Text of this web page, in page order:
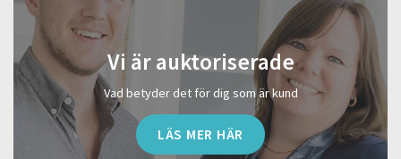
Vi är auktoriserade
Vad betyder det för dig som är kund
LÄS MER HÄR